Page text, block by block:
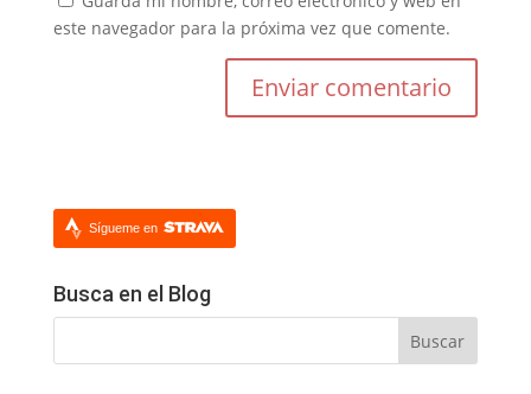
este navegador para la próxima vez que comente.
Sígueme en
Busca en el Blog